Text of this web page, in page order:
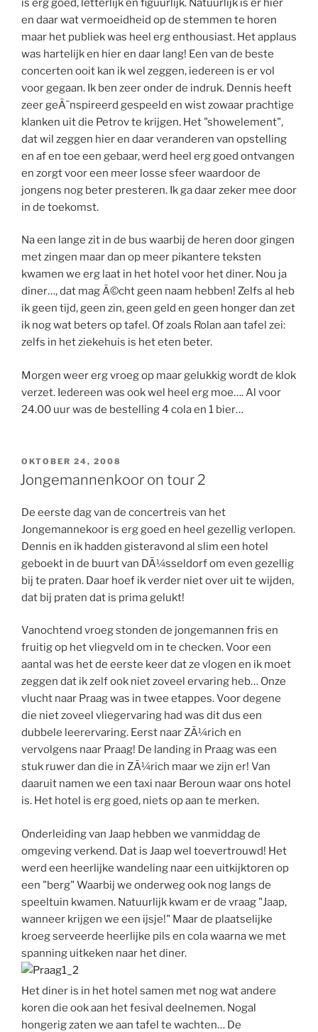
en daar wat vermoeidheid op de stemmen te horen
maar het publiek was heel erg enthousiast. Het applaus
was hartelijk en hier en daar lang! Een van de beste
concerten ooit kan ik wel zeggen, iedereen is er vol
voor gegaan. Ik ben zeer onder de indruk. Dennis heeft
zeer geÃ¯nspireerd gespeeld en wist zowaar prachtige
klanken uit die Petrov te krijgen. Het "showelement",
dat wil zeggen hier en daar veranderen van opstelling
en af en toe een gebaar, werd heel erg goed ontvangen
en zorgt voor een meer losse sfeer waardoor de
jongens nog beter presteren. Ik ga daar zeker mee door
in de toekomst.
Na een lange zit in de bus waarbij de heren door gingen
met zingen maar dan op meer pikantere teksten
kwamen we erg laat in het hotel voor het diner. Nou ja
diner…, dat mag Ã©cht geen naam hebben! Zelfs al heb
ik geen tijd, geen zin, geen geld en geen honger dan zet
ik nog wat beters op tafel. Of zoals Rolan aan tafel zei:
zelfs in het ziekehuis is het eten beter.
Morgen weer erg vroeg op maar gelukkig wordt de klok
verzet. Iedereen was ook wel heel erg moe…. Al voor
24.00 uur was de bestelling 4 cola en 1 bier…
GEPLAATST
OP
OKTOBER 24, 2008
Jongemannenkoor on tour 2
De eerste dag van de concertreis van het
Jongemannekoor is erg goed en heel gezellig verlopen.
Dennis en ik hadden gisteravond al slim een hotel
geboekt in de buurt van DÃ¼sseldorf om even gezellig
bij te praten. Daar hoef ik verder niet over uit te wijden,
dat bij praten dat is prima gelukt!
Vanochtend vroeg stonden de jongemannen fris en
fruitig op het vliegveld om in te checken. Voor een
aantal was het de eerste keer dat ze vlogen en ik moet
zeggen dat ik zelf ook niet zoveel ervaring heb… Onze
vlucht naar Praag was in twee etappes. Voor degene
die niet zoveel vliegervaring had was dit dus een
dubbele leerervaring. Eerst naar ZÃ¼rich en
vervolgens naar Praag! De landing in Praag was een
stuk ruwer dan die in ZÃ¼rich maar we zijn er! Van
daaruit namen we een taxi naar Beroun waar ons hotel
is. Het hotel is erg goed, niets op aan te merken.
Onderleiding van Jaap hebben we vanmiddag de
omgeving verkend. Dat is Jaap wel toevertrouwd! Het
werd een heerlijke wandeling naar een uitkijktoren op
een "berg" Waarbij we onderweg ook nog langs de
speeltuin kwamen. Natuurlijk kwam er de vraag "Jaap,
wanneer krijgen we een ijsje!" Maar de plaatselijke
kroeg serveerde heerlijke pils en cola waarna we met
spanning uitkeken naar het diner.
Het diner is in het hotel samen met nog wat andere
koren die ook aan het fesival deelnemen. Nogal
hongerig zaten we aan tafel te wachten… De